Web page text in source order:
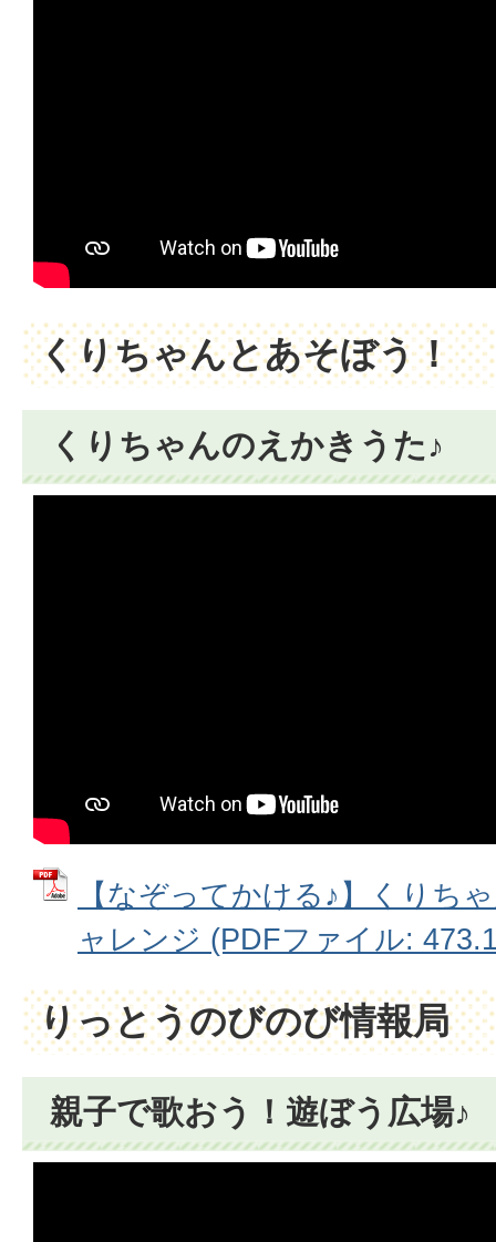
くりちゃんとあそぼう！
くりちゃんのえかきうた♪
【なぞってかける♪】くりち
ャレンジ (PDFファイル:
りっとうのびのび情報局
親子で歌おう！遊ぼう広場♪